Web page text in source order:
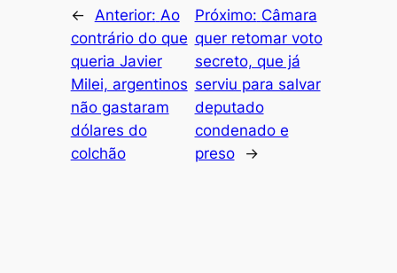
← Anterior: Ao
contrário do que
queria Javier
Milei, argentinos
não gastaram
dólares do
colchão
Próximo: Câmara
quer retomar voto
secreto, que já
serviu para salvar
deputado
condenado e
preso
→